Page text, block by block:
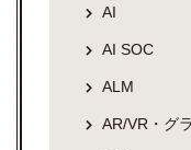
AI
AI SOC
ALM
AR/VR・グ